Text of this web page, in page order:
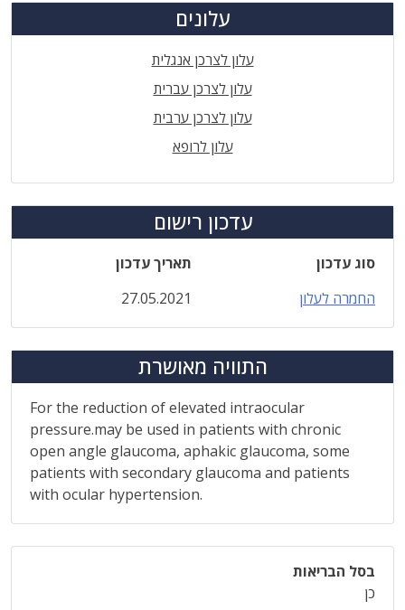
עלונים
עלון לצרכן אנגלית
עלון לצרכן עברית
עלון לצרכן ערבית
עלון לרופא
עדכון רישום
סוג עדכון
תאריך עדכון
החמרה לעלון
27.05.2021
התוויה מאושרת
For the reduction of elevated intraocular
pressure.may be used in patients with chronic
open angle glaucoma, aphakic glaucoma, some
patients with secondary glaucoma and patients
with ocular hypertension.
בסל הבריאות
כן